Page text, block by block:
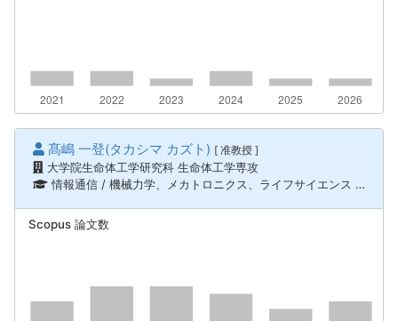
髙嶋 一登(タカシマ カズト) [ 准教授 ]
大学院生命体工学研究科 生命体工学専攻
情報通信 / 機械力学、メカトロニクス、ライフサイエンス / 生体医工学、情報通信 / ロボティクス、知能機械システム、ライフサイエンス / 生体材料学
Scopus 論文数